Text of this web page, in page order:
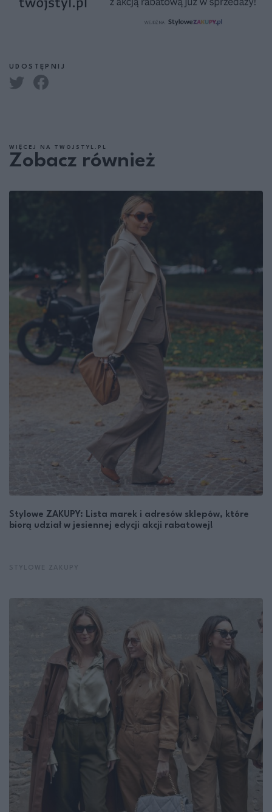
UDOSTĘPNIJ
WIĘCEJ NA TWOJSTYL.PL
Zobacz również
Stylowe ZAKUPY: Lista marek i adresów sklepów, które
biorą udział w jesiennej edycji akcji rabatowej!